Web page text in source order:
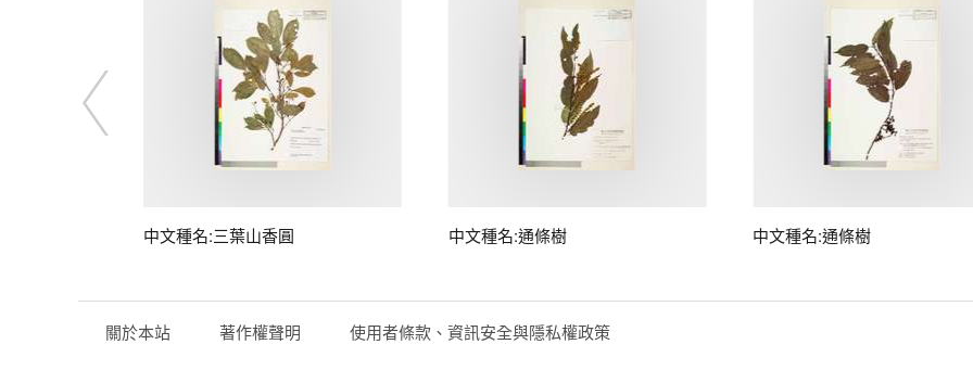
中文種名:三葉山香圓 中文種名:通條樹 中文種名:通條樹
關於本站 著作權聲明 使用者條款、資訊安全與隱私權政策